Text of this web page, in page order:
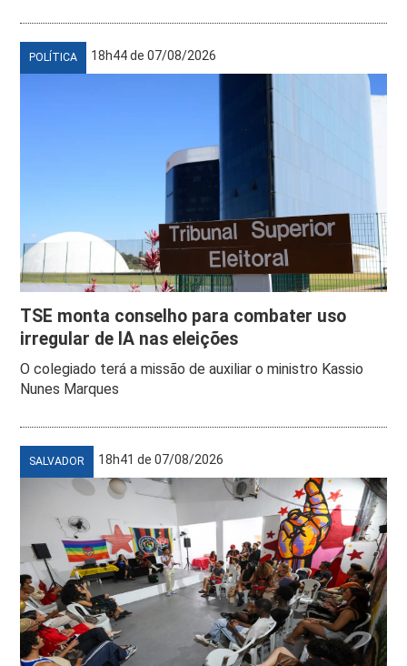
POLÍTICA 18h44 de 07/08/2026
TSE monta conselho para combater uso
irregular de IA nas eleições
O colegiado terá a missão de auxiliar o ministro Kassio
Nunes Marques
SALVADOR 18h41 de 07/08/2026